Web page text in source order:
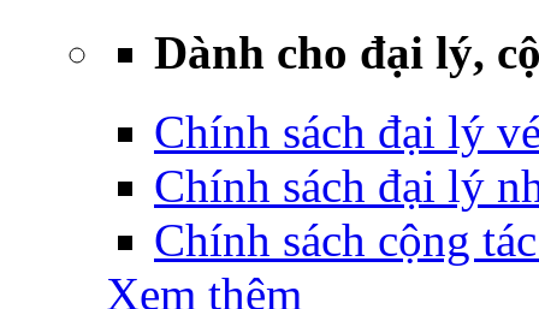
Dành cho đại lý,
Chính sách đại lý
Chính sách đại lý
Chính sách cộng
Xem thêm